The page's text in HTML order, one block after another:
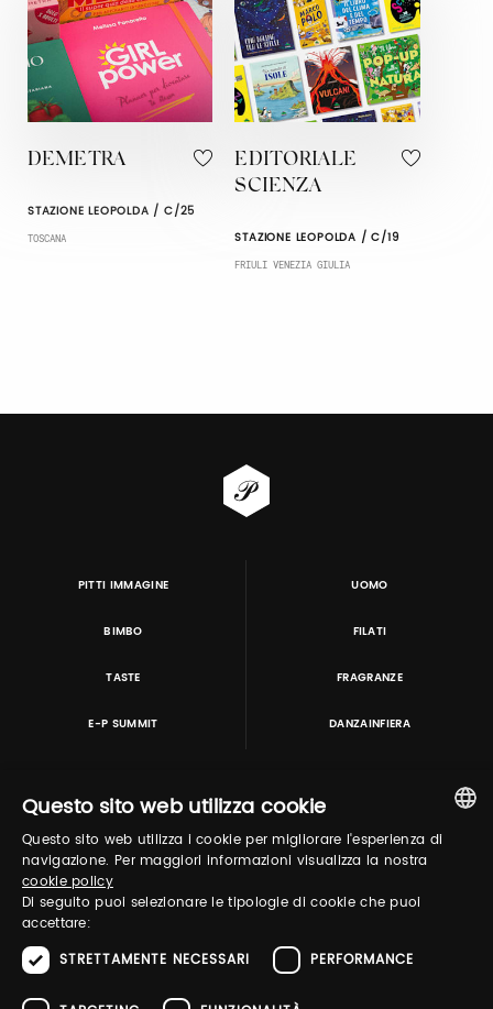
DEMETRA
STAZIONE LEOPOLDA / C/25
TOSCANA
EDITORIALE
SCIENZA
STAZIONE LEOPOLDA / C/19
FRIULI VENEZIA GIULIA
PITTI IMMAGINE UOMO
BIMBO FILATI
TASTE FRAGRANZE
E-P SUMMIT DANZAINFIERA
TUTORING & CONSULTING
in collaborazione con:
ITALIAN
Questo sito web utilizza cookie
Questo sito web utilizza i cookie per migliorare l'esperienza di
navigazione. Per maggiori informazioni visualizza la nostra
cookie policy
Di seguito puoi selezionare le tipologie di cookie che puoi
accettare:
STRETTAMENTE NECESSARI
PERFORMANCE